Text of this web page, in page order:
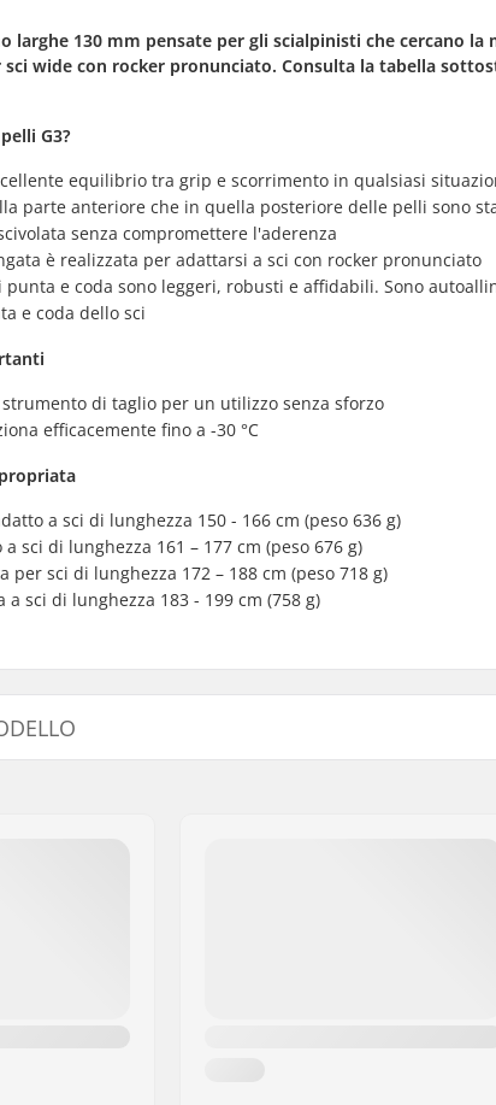
larghe 130 mm pensate per gli scialpinisti che cercano la
sci wide con rocker pronunciato. Consulta la tabella
G3?
equilibrio tra grip e scorrimento in qualsiasi
parte anteriore che in quella posteriore delle pelli sono
senza compromettere l'aderenza
è realizzata per adattarsi a sci con rocker pronunciato
punta e coda sono leggeri, robusti e affidabili. Sono
e coda dello sci
di taglio per un utilizzo senza sforzo
efficacemente fino a -30 °C
a sci di lunghezza 150 - 166 cm (peso 636 g)
a sci di lunghezza 161 – 177 cm (peso 676 g)
per sci di lunghezza 172 – 188 cm (peso 718 g)
a sci di lunghezza 183 - 199 cm (758 g)